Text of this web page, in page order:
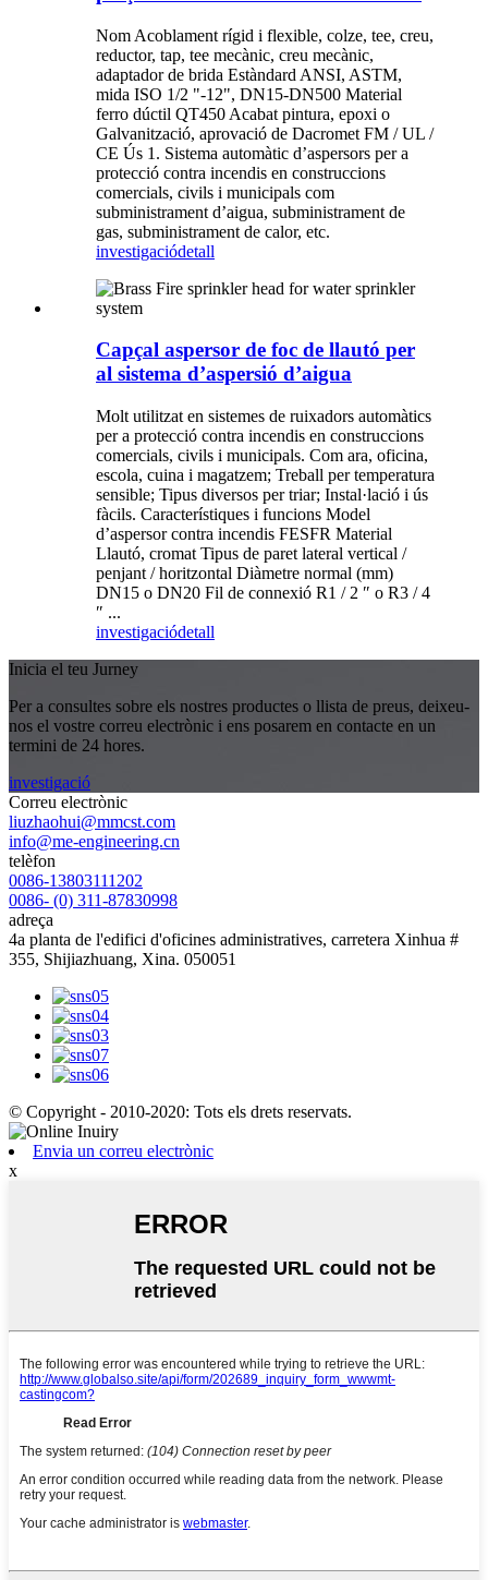
Nom Acoblament rígid i flexible, colze, tee, creu,
reductor, tap, tee mecànic, creu mecànic,
adaptador de brida Estàndard ANSI, ASTM,
mida ISO 1/2 "-12", DN15-DN500 Material
ferro dúctil QT450 Acabat pintura, epoxi o
Galvanització, aprovació de Dacromet FM / UL /
CE Ús 1. Sistema automàtic d’aspersors per a
protecció contra incendis en construccions
comercials, civils i municipals com
subministrament d’aigua, subministrament de
gas, subministrament de calor, etc.
investigaciódetall
Capçal aspersor de foc de llautó per
al sistema d’aspersió d’aigua
Molt utilitzat en sistemes de ruixadors automàtics
per a protecció contra incendis en construccions
comercials, civils i municipals. Com ara, oficina,
escola, cuina i magatzem; Treball per temperatura
sensible; Tipus diversos per triar; Instal·lació i ús
fàcils. Característiques i funcions Model
d’aspersor contra incendis FESFR Material
Llautó, cromat Tipus de paret lateral vertical /
penjant / horitzontal Diàmetre normal (mm)
DN15 o DN20 Fil de connexió R1 / 2 ″ o R3 / 4
″ ...
investigaciódetall
Inicia el teu Jurney
Per a consultes sobre els nostres productes o llista de preus, deixeu-
nos el vostre correu electrònic i ens posarem en contacte en un
termini de 24 hores.
investigació
Correu electrònic
liuzhaohui@mmcst.com
info@me-engineering.cn
telèfon
0086-13803111202
0086- (0) 311-87830998
adreça
4a planta de l'edifici d'oficines administratives, carretera Xinhua #
355, Shijiazhuang, Xina. 050051
© Copyright - 2010-2020: Tots els drets reservats.
Envia un correu electrònic
x